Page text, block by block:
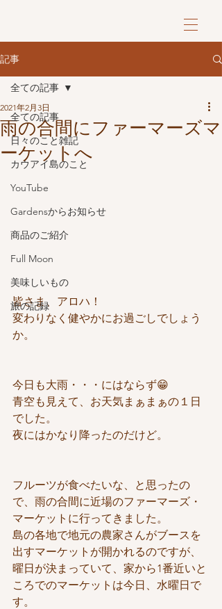
記事
全ての記事
日々のこと雑記
カウアイ島のこと
YouTube
Gardensからお知らせ
商品のご紹介
Full Moon
美味しいもの
旅の記録
全ての記事
雨の合間にファーマーズマ
ーケットへ
2021年2月3日
皆さま、アロハ！
変わりなく健やかにお過ごしでしょう
か。
今日も大雨・・・にはならず😁
青空も見えて、お天気まぁまぁの１日
でした。
夜にはかなり降ったのだけど。
フルーツが食べたいな、と思ったの
で、雨の合間に近場のファーマーズ・
マーケットに行ってきました。
島の各地で地元の農家さんがブースを
出すマーケットが開かれるのですが、
曜日が決まっていて、家から1番近いと
ころでのマーケットは今日、水曜日で
す。